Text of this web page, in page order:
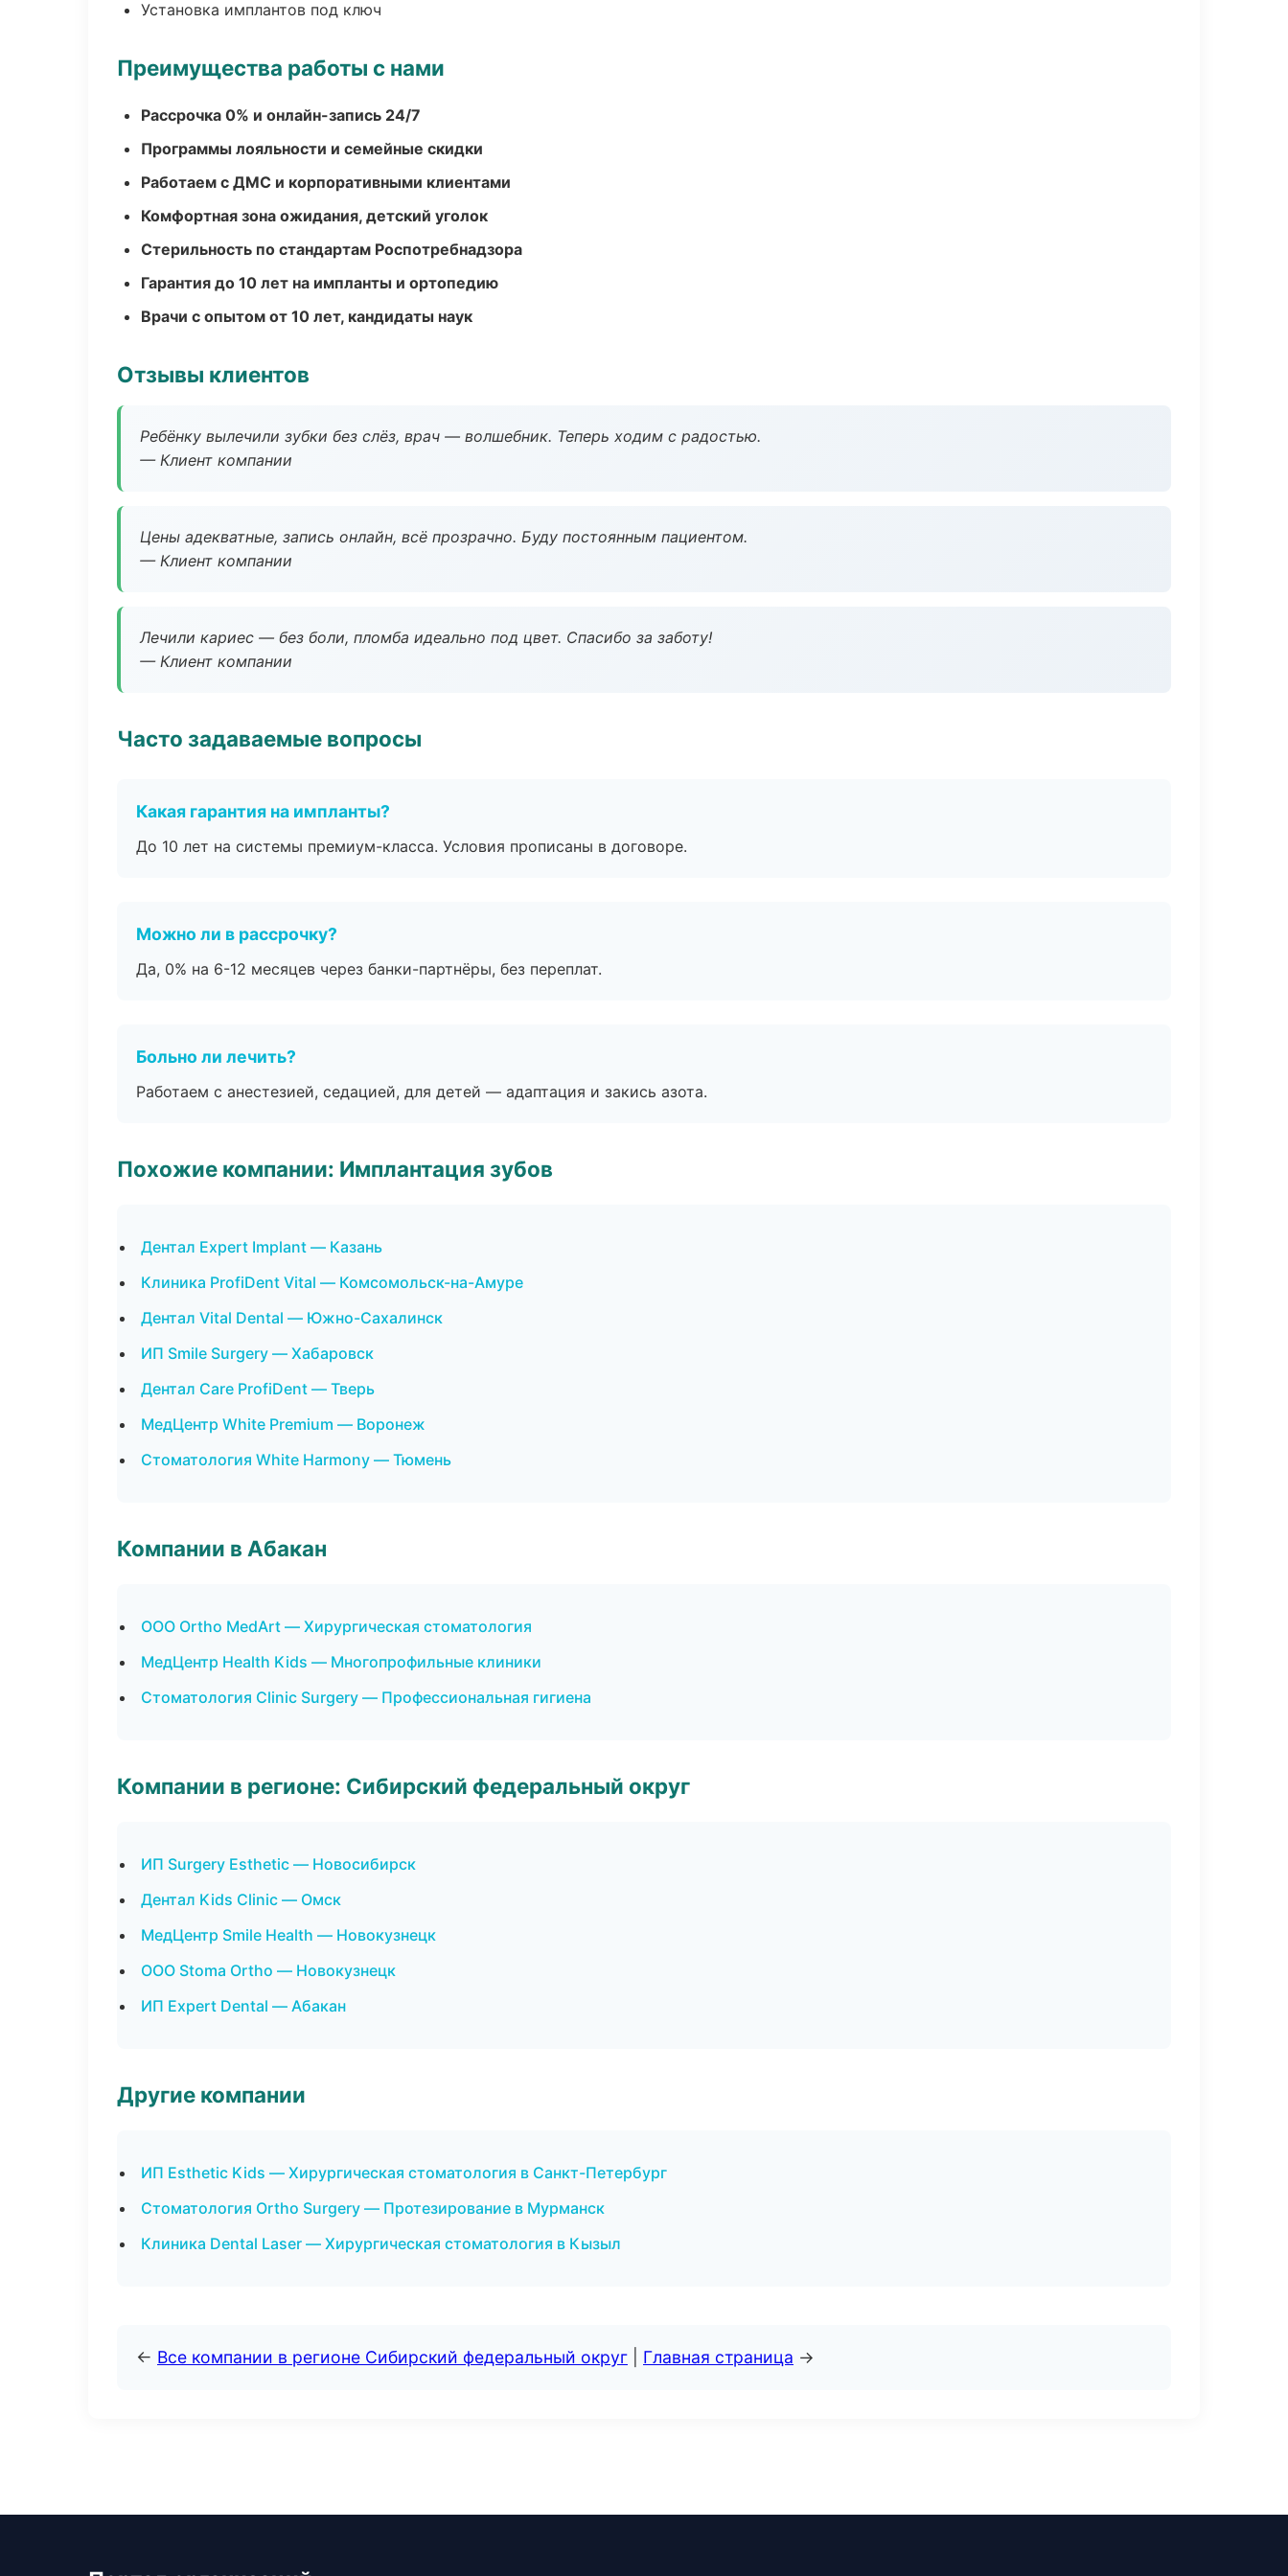
Установка имплантов под ключ
Преимущества работы с нами
Рассрочка 0% и онлайн-запись 24/7
Программы лояльности и семейные скидки
Работаем с ДМС и корпоративными клиентами
Комфортная зона ожидания, детский уголок
Стерильность по стандартам Роспотребнадзора
Гарантия до 10 лет на импланты и ортопедию
Врачи с опытом от 10 лет, кандидаты наук
Отзывы клиентов
Ребёнку вылечили зубки без слёз, врач — волшебник. Теперь ходим с радостью.
— Клиент компании
Цены адекватные, запись онлайн, всё прозрачно. Буду постоянным пациентом.
— Клиент компании
Лечили кариес — без боли, пломба идеально под цвет. Спасибо за заботу!
— Клиент компании
Часто задаваемые вопросы
Какая гарантия на импланты?
До 10 лет на системы премиум-класса. Условия прописаны в договоре.
Можно ли в рассрочку?
Да, 0% на 6-12 месяцев через банки-партнёры, без переплат.
Больно ли лечить?
Работаем с анестезией, седацией, для детей — адаптация и закись азота.
Похожие компании: Имплантация зубов
Дентал Expert Implant — Казань
Клиника ProfiDent Vital — Комсомольск-на-Амуре
Дентал Vital Dental — Южно-Сахалинск
ИП Smile Surgery — Хабаровск
Дентал Care ProfiDent — Тверь
МедЦентр White Premium — Воронеж
Стоматология White Harmony — Тюмень
Компании в Абакан
ООО Ortho MedArt — Хирургическая стоматология
МедЦентр Health Kids — Многопрофильные клиники
Стоматология Clinic Surgery — Профессиональная гигиена
Компании в регионе: Сибирский федеральный округ
ИП Surgery Esthetic — Новосибирск
Дентал Kids Clinic — Омск
МедЦентр Smile Health — Новокузнецк
ООО Stoma Ortho — Новокузнецк
ИП Expert Dental — Абакан
Другие компании
ИП Esthetic Kids — Хирургическая стоматология в Санкт-Петербург
Стоматология Ortho Surgery — Протезирование в Мурманск
Клиника Dental Laser — Хирургическая стоматология в Кызыл
← Все компании в регионе Сибирский федеральный округ Главная страница →